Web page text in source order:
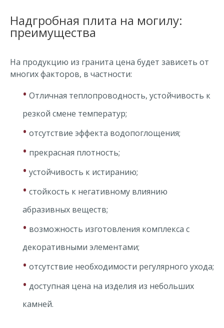
Надгробная плита на могилу:
преимущества
На продукцию из гранита цена будет зависеть от
многих факторов, в частности:
• Отличная теплопроводность, устойчивость к
резкой смене температур;
• отсутствие эффекта водопоглощения;
• прекрасная плотность;
• устойчивость к истиранию;
• стойкость к негативному влиянию
абразивных веществ;
• возможность изготовления комплекса с
декоративными элементами;
• отсутствие необходимости регулярного ухода;
• доступная цена на изделия из небольших
камней.